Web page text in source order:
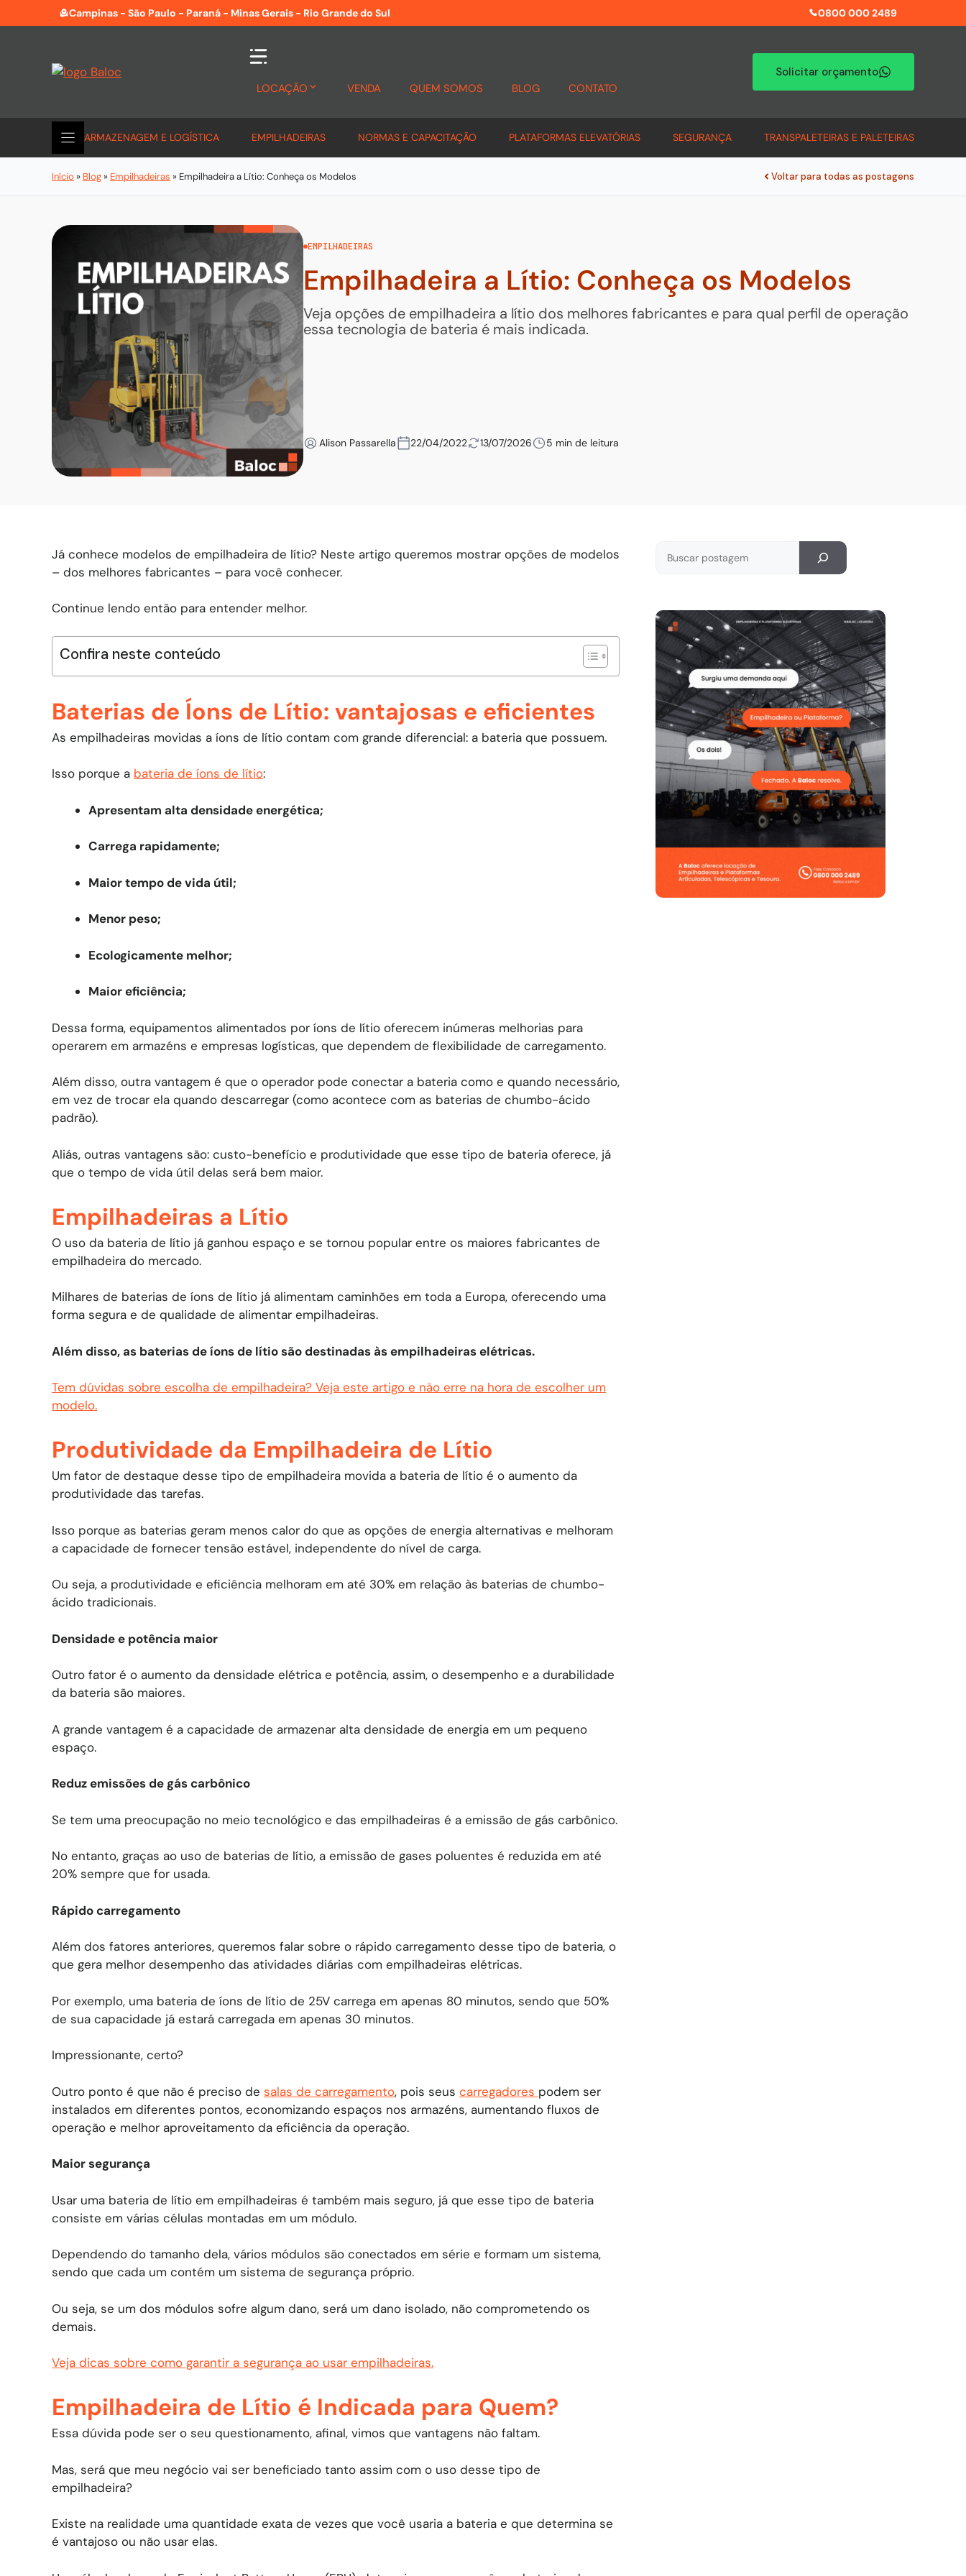
para
conteúdo
Campinas - São Paulo - Paraná - Minas Gerais - Rio Grande do Sul 0800 000 2489
LOCAÇÃO VENDA QUEM SOMOS BLOG CONTATO
Solicitar orçamento
ARMAZENAGEM E LOGÍSTICA EMPILHADEIRAS NORMAS E CAPACITAÇÃO PLATAFORMAS ELEVATÓRIAS SEGURANÇA TRANSPALETEIRAS E PALETEIRAS
Início » Blog » Empilhadeiras » Empilhadeira a Lítio: Conheça os Modelos Voltar para todas as postagens
EMPILHADEIRAS
Empilhadeira a Lítio: Conheça os Modelos
Veja opções de empilhadeira a lítio dos melhores fabricantes e para qual perfil de operação
essa tecnologia de bateria é mais indicada.
Alison Passarella 22/04/2022 13/07/2026 5 min de leitura
Já conhece modelos de empilhadeira de lítio? Neste artigo queremos mostrar opções de modelos
– dos melhores fabricantes – para você conhecer.
Continue lendo então para entender melhor.
Confira neste conteúdo
Baterias de Íons de Lítio: vantajosas e eficientes
As empilhadeiras movidas a íons de lítio contam com grande diferencial: a bateria que possuem.
Isso porque a bateria de íons de lítio:
Apresentam alta densidade energética;
Carrega rapidamente;
Maior tempo de vida útil;
Menor peso;
Ecologicamente melhor;
Maior eficiência;
Dessa forma, equipamentos alimentados por íons de lítio oferecem inúmeras melhorias para
operarem em armazéns e empresas logísticas, que dependem de flexibilidade de carregamento.
Além disso, outra vantagem é que o operador pode conectar a bateria como e quando necessário,
em vez de trocar ela quando descarregar (como acontece com as baterias de chumbo-ácido
padrão).
Aliás, outras vantagens são: custo-benefício e produtividade que esse tipo de bateria oferece, já
que o tempo de vida útil delas será bem maior.
Empilhadeiras a Lítio
O uso da bateria de lítio já ganhou espaço e se tornou popular entre os maiores fabricantes de
empilhadeira do mercado.
Milhares de baterias de íons de lítio já alimentam caminhões em toda a Europa, oferecendo uma
forma segura e de qualidade de alimentar empilhadeiras.
Além disso, as baterias de íons de lítio são destinadas às empilhadeiras elétricas.
Tem dúvidas sobre escolha de empilhadeira? Veja este artigo e não erre na hora de escolher um
modelo.
Produtividade da Empilhadeira de Lítio
Um fator de destaque desse tipo de empilhadeira movida a bateria de lítio é o aumento da
produtividade das tarefas.
Isso porque as baterias geram menos calor do que as opções de energia alternativas e melhoram
a capacidade de fornecer tensão estável, independente do nível de carga.
Ou seja, a produtividade e eficiência melhoram em até 30% em relação às baterias de chumbo-
ácido tradicionais.
Densidade e potência maior
Outro fator é o aumento da densidade elétrica e potência, assim, o desempenho e a durabilidade
da bateria são maiores.
A grande vantagem é a capacidade de armazenar alta densidade de energia em um pequeno
espaço.
Reduz emissões de gás carbônico
Se tem uma preocupação no meio tecnológico e das empilhadeiras é a emissão de gás carbônico.
No entanto, graças ao uso de baterias de lítio, a emissão de gases poluentes é reduzida em até
20% sempre que for usada.
Rápido carregamento
Além dos fatores anteriores, queremos falar sobre o rápido carregamento desse tipo de bateria, o
que gera melhor desempenho das atividades diárias com empilhadeiras elétricas.
Por exemplo, uma bateria de íons de lítio de 25V carrega em apenas 80 minutos, sendo que 50%
de sua capacidade já estará carregada em apenas 30 minutos.
Impressionante, certo?
Outro ponto é que não é preciso de salas de carregamento, pois seus carregadores podem ser
instalados em diferentes pontos, economizando espaços nos armazéns, aumentando fluxos de
operação e melhor aproveitamento da eficiência da operação.
Maior segurança
Usar uma bateria de lítio em empilhadeiras é também mais seguro, já que esse tipo de bateria
consiste em várias células montadas em um módulo.
Dependendo do tamanho dela, vários módulos são conectados em série e formam um sistema,
sendo que cada um contém um sistema de segurança próprio.
Ou seja, se um dos módulos sofre algum dano, será um dano isolado, não comprometendo os
demais.
Veja dicas sobre como garantir a segurança ao usar empilhadeiras.
Empilhadeira de Lítio é Indicada para Quem?
Essa dúvida pode ser o seu questionamento, afinal, vimos que vantagens não faltam.
Mas, será que meu negócio vai ser beneficiado tanto assim com o uso desse tipo de
empilhadeira?
Existe na realidade uma quantidade exata de vezes que você usaria a bateria e que determina se
é vantajoso ou não usar elas.